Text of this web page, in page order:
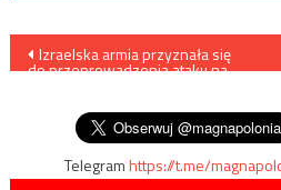
Nawigacja
Izraelska armia przyznała się
do przeprowadzenia ataku na
Telegramhttps://t.me/